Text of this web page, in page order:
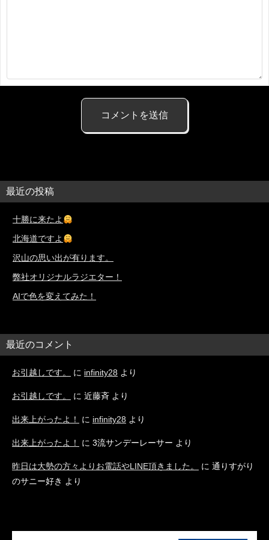
最近の投稿
十勝に来たよ
北海道ですよ
沢山の思い出が有ります。
弊社オリジナルラジエター！
AIで色を変えてみた！
最近のコメント
お引越しです。 に infinity28 より
お引越しです。 に 近藤斉 より
出来上がったよ！ に infinity28 より
出来上がったよ！ に 3流サンデーレーサー より
昨日は大勢の方々よりお電話やLINE頂きました。 に 通りすがり
のサニー好き より